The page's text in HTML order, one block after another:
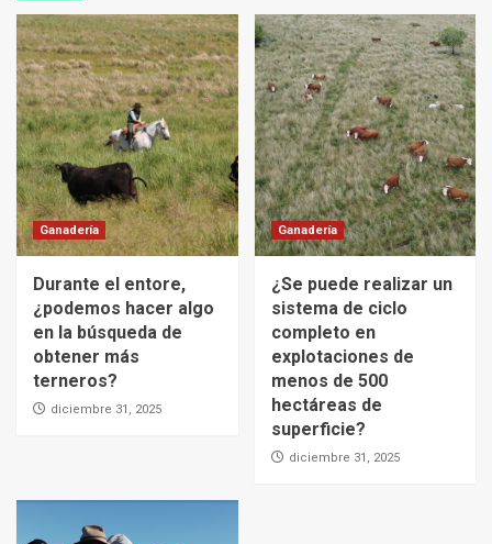
Ganadería
Durante el entore,
¿podemos hacer algo
en la búsqueda de
obtener más
terneros?
diciembre 31, 2025
Ganadería
¿Se puede realizar un
sistema de ciclo
completo en
explotaciones de
menos de 500
hectáreas de
superficie?
diciembre 31, 2025